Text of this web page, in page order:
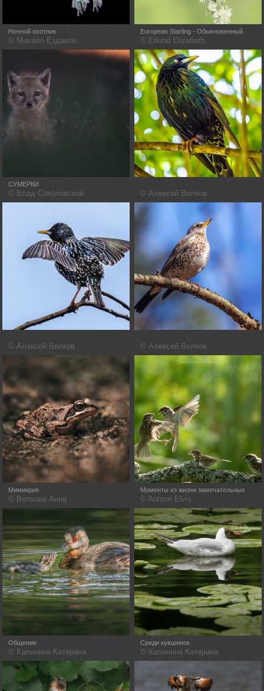
Ночной охотник
© Михаил Ездаков
European Starling - Обыкновенный
Cкворец
© Etkind Elizabeth
СУМЕРКИ
© Влад Соколовский © Алексей Волков
© Алексей Волков © Алексей Волков
Мимикрия
© Волкова Анна
Моменты из жизни замечательных
воробьишек
© Antson Elvis
Общение
© Калинина Катерина
Среди кувшинок
© Калинина Катерина